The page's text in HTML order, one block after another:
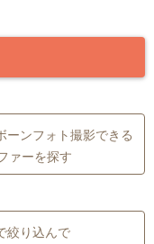
ーンフォト撮影できる
ァーを探す
絞り込んで